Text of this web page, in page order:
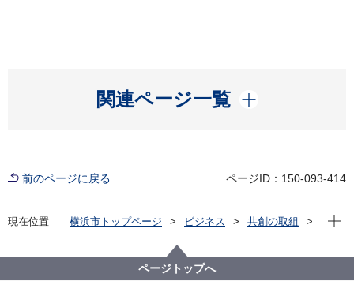
関連ページ一覧
開く
前のページに戻る ページID：150-093-414
現在位置 横浜市トップページ ビジネス
共創の取組
現在
ページトップへ